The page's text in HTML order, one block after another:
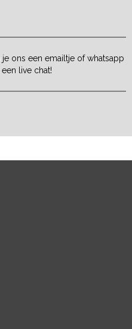
ons een emailtje of whatsapp
live chat!